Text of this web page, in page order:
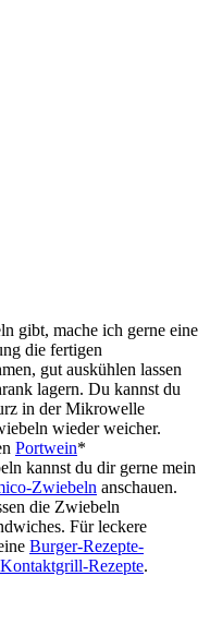
gibt, mache ich gerne eine
die fertigen
gut auskühlen lassen
lagern. Du kannst du
in der Mikrowelle
wieder weicher.
Portwein*
kannst du dir gerne mein
Zwiebeln anschauen.
die Zwiebeln
Für leckere
Burger-Rezepte-
Rezepte.